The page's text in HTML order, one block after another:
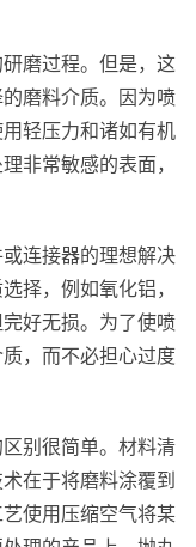
磨过程。但是，这
磨料介质。因为喷
轻压力和诸如有机
非常敏感的表面，
连接器的理想解决
择，例如氧化铝，
好无损。为了使喷
，而不必担心过度
别很简单。材料清
在于将磨料涂覆到
使用压缩空气将某